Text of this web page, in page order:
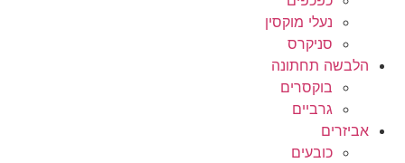
נעלי מוקסין
סניקרס
הלבשה תחתונה
בוקסרים
גרביים
אביזרים
כובעים